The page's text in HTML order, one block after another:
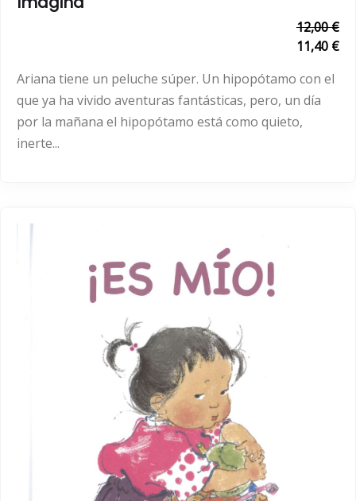
12,00 €
11,40 €
Ariana tiene un peluche súper. Un hipopótamo con el
que ya ha vivido aventuras fantásticas, pero, un día
por la mañana el hipopótamo está como quieto,
inerte...